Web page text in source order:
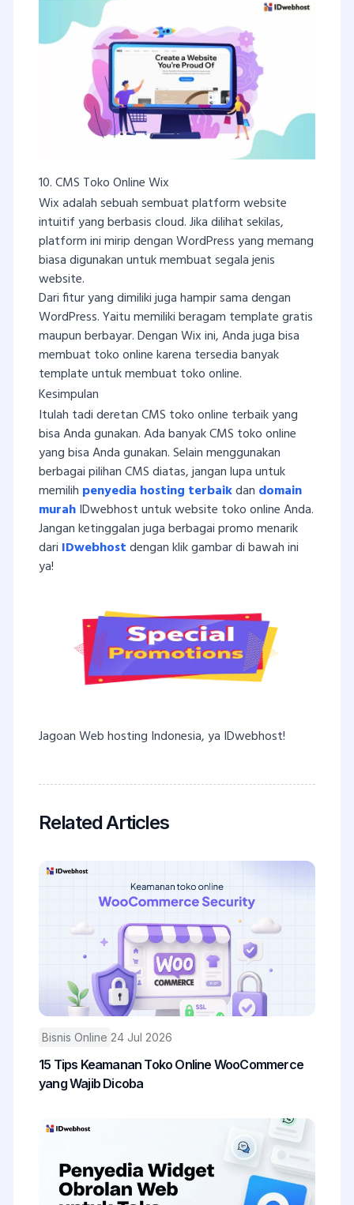
10. CMS Toko Online Wix
Wix adalah sebuah sembuat platform website
intuitif yang berbasis cloud. Jika dilihat sekilas,
platform ini mirip dengan WordPress yang memang
biasa digunakan untuk membuat segala jenis
website.
Dari fitur yang dimiliki juga hampir sama dengan
WordPress. Yaitu memiliki beragam template gratis
maupun berbayar. Dengan Wix ini, Anda juga bisa
membuat toko online karena tersedia banyak
template untuk membuat toko online.
Kesimpulan
Itulah tadi deretan CMS toko online terbaik yang
bisa Anda gunakan. Ada banyak CMS toko online
yang bisa Anda gunakan. Selain menggunakan
berbagai pilihan CMS diatas, jangan lupa untuk
memilih penyedia hosting terbaikdan domain
murahIDwebhost untuk website toko online Anda.
Jangan ketinggalan juga berbagai promo menarik
dari IDwebhostdengan klik gambar di bawah ini
ya!
Jagoan Web hosting Indonesia, ya IDwebhost!
Related Articles
Bisnis Online 24 Jul 2026
15 Tips Keamanan Toko Online WooCommerce
yang Wajib Dicoba